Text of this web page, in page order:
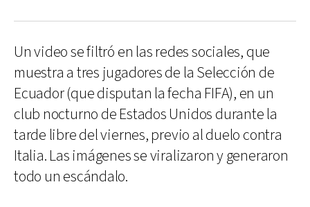
Un video se filtró en las redes sociales, que
muestra a tres jugadores de la Selección de
Ecuador (que disputan la fecha FIFA), en un
club nocturno de Estados Unidos durante la
tarde libre del viernes, previo al duelo contra
Italia. Las imágenes se viralizaron y generaron
todo un escándalo.